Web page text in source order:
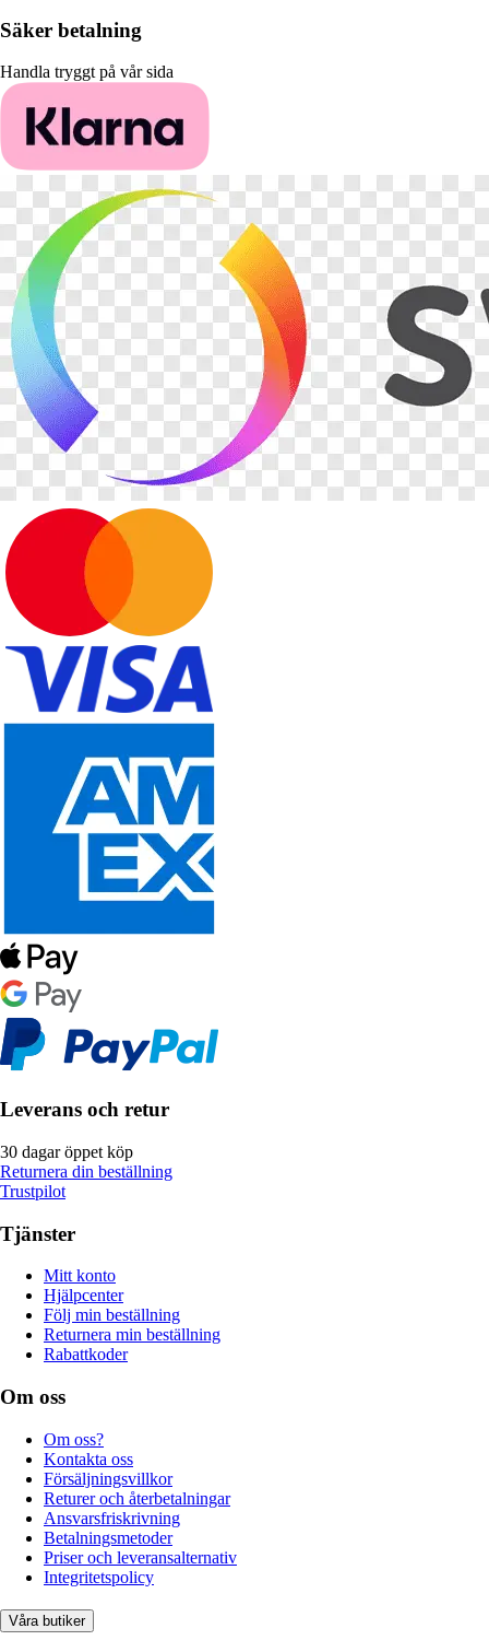
Säker betalning
Handla tryggt på vår sida
Leverans och retur
30 dagar öppet köp
Returnera din beställning
Trustpilot
Tjänster
Mitt konto
Hjälpcenter
Följ min beställning
Returnera min beställning
Rabattkoder
Om oss
Om oss?
Kontakta oss
Försäljningsvillkor
Returer och återbetalningar
Ansvarsfriskrivning
Betalningsmetoder
Priser och leveransalternativ
Integritetspolicy
Våra butiker